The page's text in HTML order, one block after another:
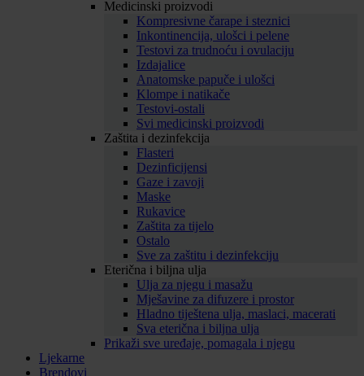
Medicinski proizvodi
Kompresivne čarape i steznici
Inkontinencija, ulošci i pelene
Testovi za trudnoću i ovulaciju
Izdajalice
Anatomske papuče i ulošci
Klompe i natikače
Testovi-ostali
Svi medicinski proizvodi
Zaštita i dezinfekcija
Flasteri
Dezinficijensi
Gaze i zavoji
Maske
Rukavice
Zaštita za tijelo
Ostalo
Sve za zaštitu i dezinfekciju
Eterična i biljna ulja
Ulja za njegu i masažu
Mješavine za difuzere i prostor
Hladno tiještena ulja, maslaci, macerati
Sva eterična i biljna ulja
Prikaži sve uređaje, pomagala i njegu
Ljekarne
Brendovi